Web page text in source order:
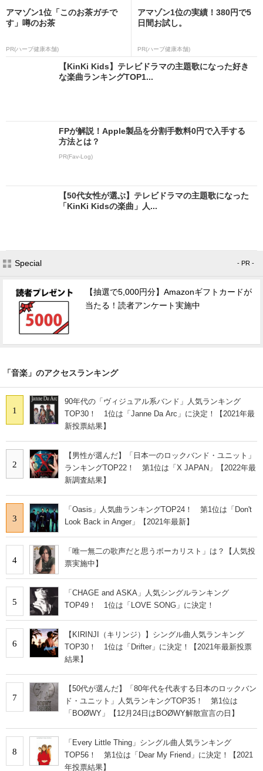
アマゾン1位「このお茶ガチで
す」噂のお茶
PR(ハーブ健康本舗)
アマゾン1位の実績！380円で5
日間お試し。
PR(ハーブ健康本舗)
【KinKi Kids】テレビドラマの主題歌になった好き
な楽曲ランキングTOP1...
FPが解説！Apple製品を分割手数料0円で入手する
方法とは？
PR(Fav-Log)
【50代女性が選ぶ】テレビドラマの主題歌になった
「KinKi Kidsの楽曲」人...
Special - PR -
【抽選で5,000円分】Amazonギフトカードが
当たる！読者アンケート実施中
「音楽」のアクセスランキング
1
90年代の「ヴィジュアル系バンド」人気ランキング
TOP30！ 1位は「Janne Da Arc」に決定！【2021年最
新投票結果】
2
【男性が選んだ】「日本一のロックバンド・ユニット」
ランキングTOP22！ 第1位は「X JAPAN」【2022年最
新調査結果】
3
「Oasis」人気曲ランキングTOP24！ 第1位は「Don't
Look Back in Anger」【2021年最新】
4
「唯一無二の歌声だと思うボーカリスト」は？【人気投
票実施中】
5
「CHAGE and ASKA」人気シングルランキング
TOP49！ 1位は「LOVE SONG」に決定！
6
【KIRINJI（キリンジ）】シングル曲人気ランキング
TOP30！ 1位は「Drifter」に決定！【2021年最新投票
結果】
7
【50代が選んだ】「80年代を代表する日本のロックバン
ド・ユニット」人気ランキングTOP35！ 第1位は
「BOØWY」【12月24日はBOØWY解散宣言の日】
8
「Every Little Thing」シングル曲人気ランキング
TOP56！ 第1位は「Dear My Friend」に決定！【2021
年投票結果】